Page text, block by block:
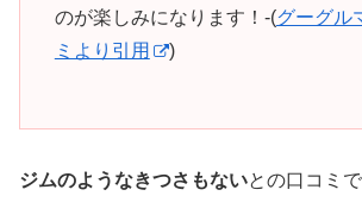
のが楽しみになります！-(グーグル
ミより引用
)
ジムのようなきつさもないとの口コミで